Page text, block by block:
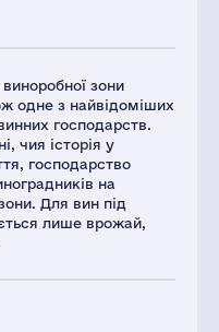
зони
одне з найвідоміших
господарств.
чия історія у
господарство
на
Для вин під
лише врожай,